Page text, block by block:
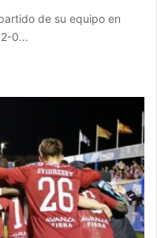
de su equipo en
2-0…